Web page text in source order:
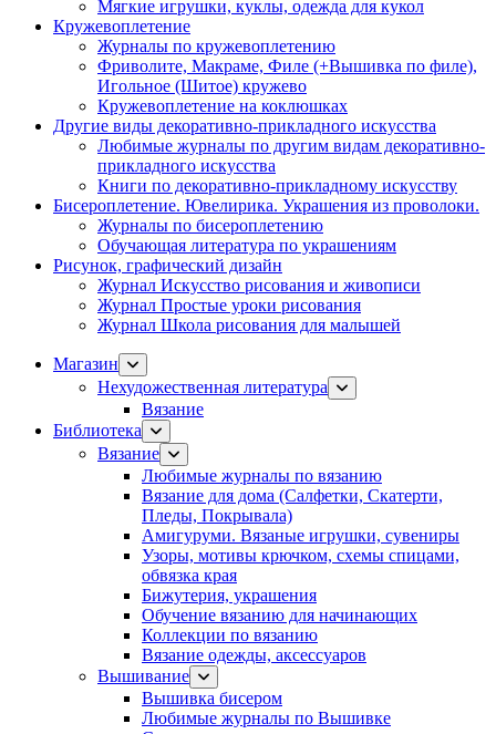
Мягкие игрушки, куклы, одежда для кукол
Кружевоплетение
Журналы по кружевоплетению
Фриволите, Макраме, Филе (+Вышивка по филе),
Игольное (Шитое) кружево
Кружевоплетение на коклюшках
Другие виды декоративно-прикладного искусства
Любимые журналы по другим видам декоративно-
прикладного искусства
Книги по декоративно-прикладному искусству
Бисероплетение. Ювелирика. Украшения из проволоки.
Журналы по бисероплетению
Обучающая литература по украшениям
Рисунок, графический дизайн
Журнал Искусство рисования и живописи
Журнал Простые уроки рисования
Журнал Школа рисования для малышей
Магазин
Нехудожественная литература
Вязание
Библиотека
Вязание
Любимые журналы по вязанию
Вязание для дома (Салфетки, Скатерти,
Пледы, Покрывала)
Амигуруми. Вязаные игрушки, сувениры
Узоры, мотивы крючком, схемы спицами,
обвязка края
Бижутерия, украшения
Обучение вязанию для начинающих
Коллекции по вязанию
Вязание одежды, аксессуаров
Вышивание
Вышивка бисером
Любимые журналы по Вышивке